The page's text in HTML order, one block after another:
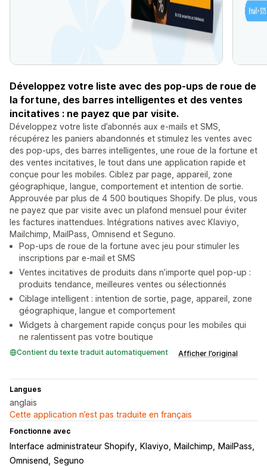
Développez votre liste avec des pop-ups de roue de
la fortune, des barres intelligentes et des ventes
incitatives : ne payez que par visite.
Développez votre liste d’abonnés aux e-mails et SMS,
récupérez les paniers abandonnés et stimulez les ventes avec
des pop-ups, des barres intelligentes, une roue de la fortune et
des ventes incitatives, le tout dans une application rapide et
conçue pour les mobiles. Ciblez par page, appareil, zone
géographique, langue, comportement et intention de sortie.
Approuvée par plus de 4 500 boutiques Shopify. De plus, vous
ne payez que par visite avec un plafond mensuel pour éviter
les factures inattendues. Intégrations natives avec Klaviyo,
Mailchimp, MailPass, Omnisend et Seguno.
Pop-ups de roue de la fortune avec jeu pour stimuler les
inscriptions par e-mail et SMS
Ventes incitatives de produits dans n’importe quel pop-up :
produits tendance, meilleures ventes ou sélectionnés
Ciblage intelligent : intention de sortie, page, appareil, zone
géographique, langue et comportement
Widgets à chargement rapide conçus pour les mobiles qui
ne ralentissent pas votre boutique
Contient du texte traduit automatiquement Afficher l’original
Langues
anglais
Cette application n’est pas traduite en français
Fonctionne avec
Interface administrateur Shopify Klaviyo Mailchimp MailPass
Omnisend Seguno